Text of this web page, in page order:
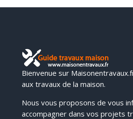
Bienvenue sur
aux travaux de la maison.
Nous vous proposons de vous
accompagner dans vos projets